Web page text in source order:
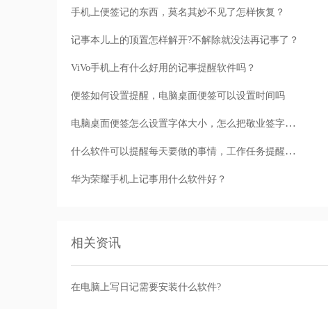
手机上便签记的东西，莫名其妙不见了怎样恢复？
记事本儿上的顶置怎样解开?不解除就没法再记事了？
ViVo手机上有什么好用的记事提醒软件吗？
便签如何设置提醒，电脑桌面便签可以设置时间吗
电脑桌面便签怎么设置字体大小，怎么把敬业签字体变大
什么软件可以提醒每天要做的事情，工作任务提醒怎么用电脑桌面便签设置
华为荣耀手机上记事用什么软件好？
相关资讯
在电脑上写日记需要安装什么软件?